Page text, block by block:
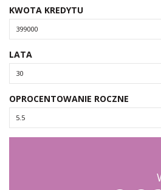
KWOTA KREDYTU
LATA
OPROCENTOWANIE ROCZNE